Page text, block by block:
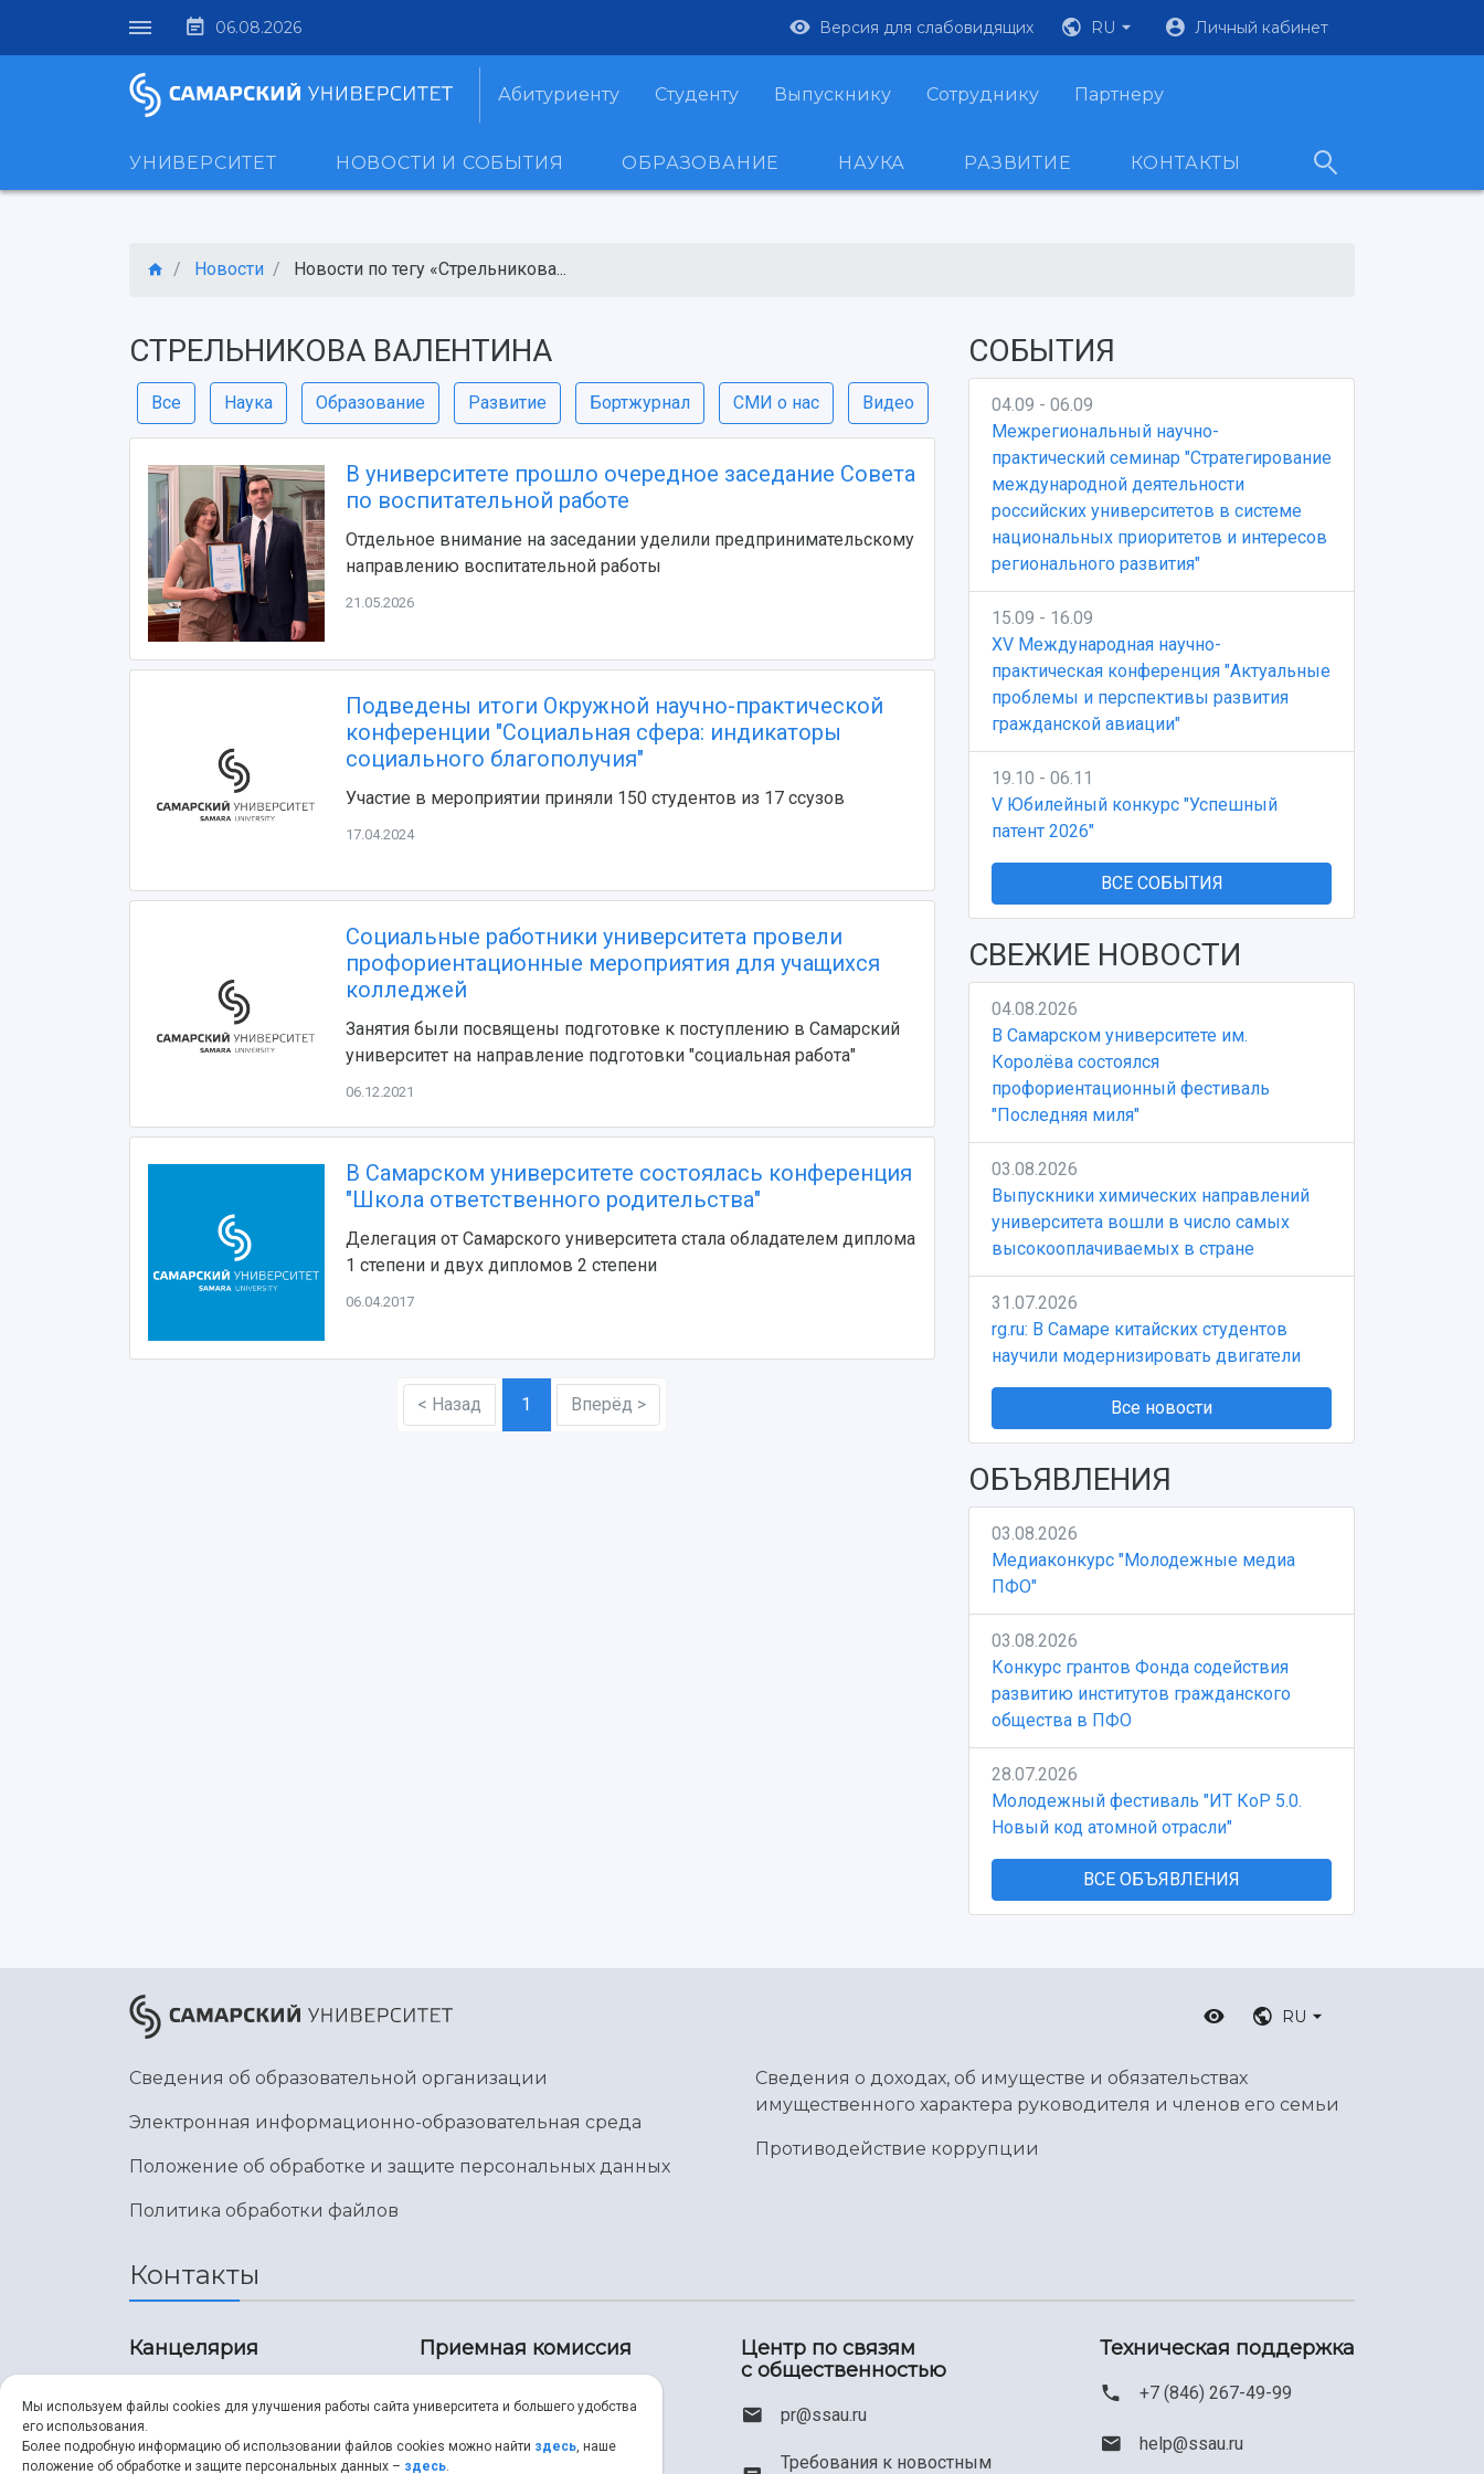
06.08.2026 Версия для слабовидящих RU Личный кабинет
Абитуриенту Студенту Выпускнику Сотруднику Партнеру
УНИВЕРСИТЕТ НОВОСТИ И СОБЫТИЯ ОБРАЗОВАНИЕ НАУКА РАЗВИТИЕ КОНТАКТЫ
Новости Новости по тегу «Стрельникова...
СТРЕЛЬНИКОВА ВАЛЕНТИНА
Все Наука Образование Развитие Бортжурнал СМИ о нас Видео
В университете прошло очередное заседание Совета
по воспитательной работе
Отдельное внимание на заседании уделили предпринимательскому
направлению воспитательной работы
21.05.2026
Подведены итоги Окружной научно-практической
конференции "Социальная сфера: индикаторы
социального благополучия"
Участие в мероприятии приняли 150 студентов из 17 ссузов
17.04.2024
Социальные работники университета провели
профориентационные мероприятия для учащихся
колледжей
Занятия были посвящены подготовке к поступлению в Самарский
университет на направление подготовки "социальная работа"
06.12.2021
В Самарском университете состоялась конференция
"Школа ответственного родительства"
Делегация от Самарского университета стала обладателем диплома
1 степени и двух дипломов 2 степени
06.04.2017
< Назад 1 Вперёд >
СОБЫТИЯ
04.09 - 06.09
Межрегиональный научно-
практический семинар "Стратегирование
международной деятельности
российских университетов в системе
национальных приоритетов и интересов
регионального развития"
15.09 - 16.09
XV Международная научно-
практическая конференция "Актуальные
проблемы и перспективы развития
гражданской авиации"
19.10 - 06.11
V Юбилейный конкурс "Успешный
патент 2026"
ВСЕ СОБЫТИЯ
СВЕЖИЕ НОВОСТИ
04.08.2026
В Самарском университете им.
Королёва состоялся
профориентационный фестиваль
"Последняя миля"
03.08.2026
Выпускники химических направлений
университета вошли в число самых
высокооплачиваемых в стране
31.07.2026
rg.ru: В Самаре китайских студентов
научили модернизировать двигатели
Все новости
ОБЪЯВЛЕНИЯ
03.08.2026
Медиаконкурс "Молодежные медиа
ПФО"
03.08.2026
Конкурс грантов Фонда содействия
развитию институтов гражданского
общества в ПФО
28.07.2026
Молодежный фестиваль "ИТ КоР 5.0.
Новый код атомной отрасли"
ВСЕ ОБЪЯВЛЕНИЯ
RU
Сведения об образовательной организации
Электронная информационно-образовательная среда
Положение об обработке и защите персональных данных
Политика обработки файлов
Сведения о доходах, об имуществе и обязательствах
имущественного характера руководителя и членов его семьи
Противодействие коррупции
Контакты
Канцелярия
8 (846) 267-43-70
Приемная комиссия
8 (846) 267-48-67
Центр по связям
с общественностью
pr@ssau.ru
Требования к новостным
Техническая поддержка
+7 (846) 267-49-99
help@ssau.ru
Мы используем файлы cookies для улучшения работы сайта университета и большего удобства
его использования.
Более подробную информацию об использовании файлов cookies можно найти здесь, наше
положение об обработке и защите персональных данных – здесь.